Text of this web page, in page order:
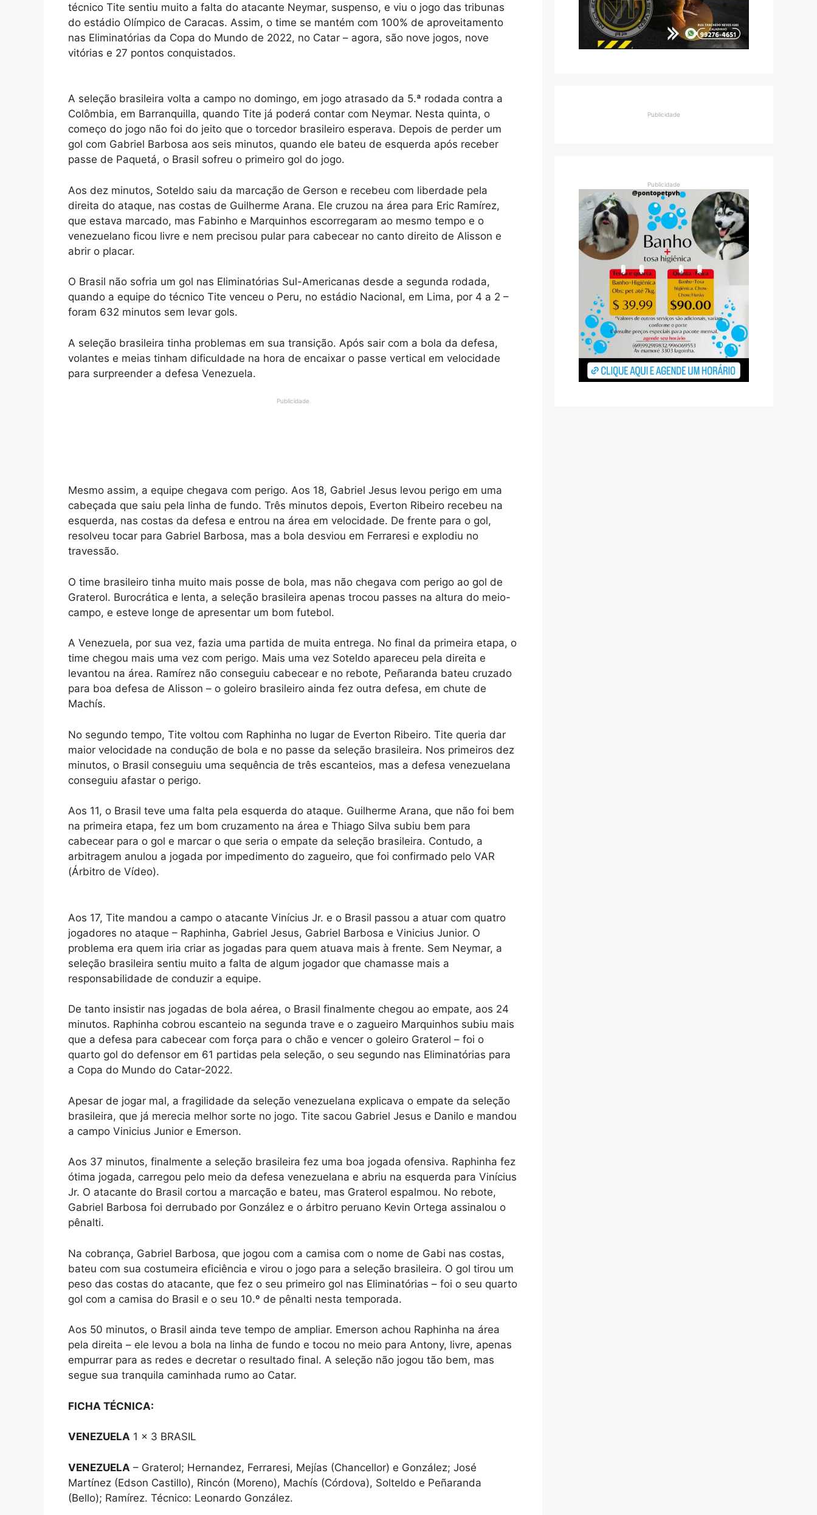
técnico Tite sentiu muito a falta do atacante Neymar, suspenso, e viu o jogo das tribunas
do estádio Olímpico de Caracas. Assim, o time se mantém com 100% de aproveitamento
nas Eliminatórias da Copa do Mundo de 2022, no Catar – agora, são nove jogos, nove
vitórias e 27 pontos conquistados.
A seleção brasileira volta a campo no domingo, em jogo atrasado da 5.ª rodada contra a
Colômbia, em Barranquilla, quando Tite já poderá contar com Neymar. Nesta quinta, o
começo do jogo não foi do jeito que o torcedor brasileiro esperava. Depois de perder um
gol com Gabriel Barbosa aos seis minutos, quando ele bateu de esquerda após receber
passe de Paquetá, o Brasil sofreu o primeiro gol do jogo.
Aos dez minutos, Soteldo saiu da marcação de Gerson e recebeu com liberdade pela
direita do ataque, nas costas de Guilherme Arana. Ele cruzou na área para Eric Ramírez,
que estava marcado, mas Fabinho e Marquinhos escorregaram ao mesmo tempo e o
venezuelano ficou livre e nem precisou pular para cabecear no canto direito de Alisson e
abrir o placar.
O Brasil não sofria um gol nas Eliminatórias Sul-Americanas desde a segunda rodada,
quando a equipe do técnico Tite venceu o Peru, no estádio Nacional, em Lima, por 4 a 2 –
foram 632 minutos sem levar gols.
A seleção brasileira tinha problemas em sua transição. Após sair com a bola da defesa,
volantes e meias tinham dificuldade na hora de encaixar o passe vertical em velocidade
para surpreender a defesa Venezuela.
Publicidade
Mesmo assim, a equipe chegava com perigo. Aos 18, Gabriel Jesus levou perigo em uma
cabeçada que saiu pela linha de fundo. Três minutos depois, Everton Ribeiro recebeu na
esquerda, nas costas da defesa e entrou na área em velocidade. De frente para o gol,
resolveu tocar para Gabriel Barbosa, mas a bola desviou em Ferraresi e explodiu no
travessão.
O time brasileiro tinha muito mais posse de bola, mas não chegava com perigo ao gol de
Graterol. Burocrática e lenta, a seleção brasileira apenas trocou passes na altura do meio-
campo, e esteve longe de apresentar um bom futebol.
A Venezuela, por sua vez, fazia uma partida de muita entrega. No final da primeira etapa, o
time chegou mais uma vez com perigo. Mais uma vez Soteldo apareceu pela direita e
levantou na área. Ramírez não conseguiu cabecear e no rebote, Peñaranda bateu cruzado
para boa defesa de Alisson – o goleiro brasileiro ainda fez outra defesa, em chute de
Machís.
No segundo tempo, Tite voltou com Raphinha no lugar de Everton Ribeiro. Tite queria dar
maior velocidade na condução de bola e no passe da seleção brasileira. Nos primeiros dez
minutos, o Brasil conseguiu uma sequência de três escanteios, mas a defesa venezuelana
conseguiu afastar o perigo.
Aos 11, o Brasil teve uma falta pela esquerda do ataque. Guilherme Arana, que não foi bem
na primeira etapa, fez um bom cruzamento na área e Thiago Silva subiu bem para
cabecear para o gol e marcar o que seria o empate da seleção brasileira. Contudo, a
arbitragem anulou a jogada por impedimento do zagueiro, que foi confirmado pelo VAR
(Árbitro de Vídeo).
Aos 17, Tite mandou a campo o atacante Vinícius Jr. e o Brasil passou a atuar com quatro
jogadores no ataque – Raphinha, Gabriel Jesus, Gabriel Barbosa e Vinicius Junior. O
problema era quem iria criar as jogadas para quem atuava mais à frente. Sem Neymar, a
seleção brasileira sentiu muito a falta de algum jogador que chamasse mais a
responsabilidade de conduzir a equipe.
De tanto insistir nas jogadas de bola aérea, o Brasil finalmente chegou ao empate, aos 24
minutos. Raphinha cobrou escanteio na segunda trave e o zagueiro Marquinhos subiu mais
que a defesa para cabecear com força para o chão e vencer o goleiro Graterol – foi o
quarto gol do defensor em 61 partidas pela seleção, o seu segundo nas Eliminatórias para
a Copa do Mundo do Catar-2022.
Apesar de jogar mal, a fragilidade da seleção venezuelana explicava o empate da seleção
brasileira, que já merecia melhor sorte no jogo. Tite sacou Gabriel Jesus e Danilo e mandou
a campo Vinicius Junior e Emerson.
Aos 37 minutos, finalmente a seleção brasileira fez uma boa jogada ofensiva. Raphinha fez
ótima jogada, carregou pelo meio da defesa venezuelana e abriu na esquerda para Vinícius
Jr. O atacante do Brasil cortou a marcação e bateu, mas Graterol espalmou. No rebote,
Gabriel Barbosa foi derrubado por González e o árbitro peruano Kevin Ortega assinalou o
pênalti.
Na cobrança, Gabriel Barbosa, que jogou com a camisa com o nome de Gabi nas costas,
bateu com sua costumeira eficiência e virou o jogo para a seleção brasileira. O gol tirou um
peso das costas do atacante, que fez o seu primeiro gol nas Eliminatórias – foi o seu quarto
gol com a camisa do Brasil e o seu 10.º de pênalti nesta temporada.
Aos 50 minutos, o Brasil ainda teve tempo de ampliar. Emerson achou Raphinha na área
pela direita – ele levou a bola na linha de fundo e tocou no meio para Antony, livre, apenas
empurrar para as redes e decretar o resultado final. A seleção não jogou tão bem, mas
segue sua tranquila caminhada rumo ao Catar.
FICHA TÉCNICA:
VENEZUELA 1 x 3 BRASIL
VENEZUELA – Graterol; Hernandez, Ferraresi, Mejías (Chancellor) e González; José
Martínez (Edson Castillo), Rincón (Moreno), Machís (Córdova), Solteldo e Peñaranda
(Bello); Ramírez. Técnico: Leonardo González.
Publicidade
Publicidade